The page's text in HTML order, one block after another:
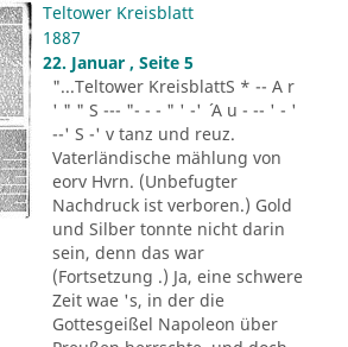
Teltower Kreisblatt
1887
22. Januar , Seite 5
"...Teltower KreisblattS * -- A r
' " " S --- "- - - " ' -' ´ A u - -- ' - '
--' S -' v tanz und reuz.
Vaterländische mählung von
eorv Hvrn. (Unbefugter
Nachdruck ist verboren.) Gold
und Silber tonnte nicht darin
sein, denn das war
(Fortsetzung .) Ja, eine schwere
Zeit wae 's, in der die
Gottesgeißel Napoleon über